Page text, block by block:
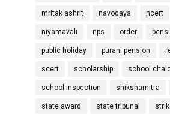
mritak ashrit navodaya ncert
niyamavali nps order
public holiday purani pension
scert scholarship school
school inspection shikshamitra
state award state tribunal